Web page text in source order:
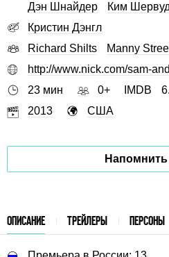
Дэн Шнайдер
Ким Шервуд
Кристин Дэнгл
Richard Shilts
Manny
http://www.nick.com/sam-
23 мин
0+ IMDB
2013
США
Напомнить
ОПИСАНИЕ ТРЕЙЛЕРЫ ПЕРСОНЫ